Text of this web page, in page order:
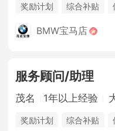
奖励计划 综合补贴
法定节假日
BMW宝马店
服务顾问/助理
茂名 1年以上经验
奖励计划 综合补贴